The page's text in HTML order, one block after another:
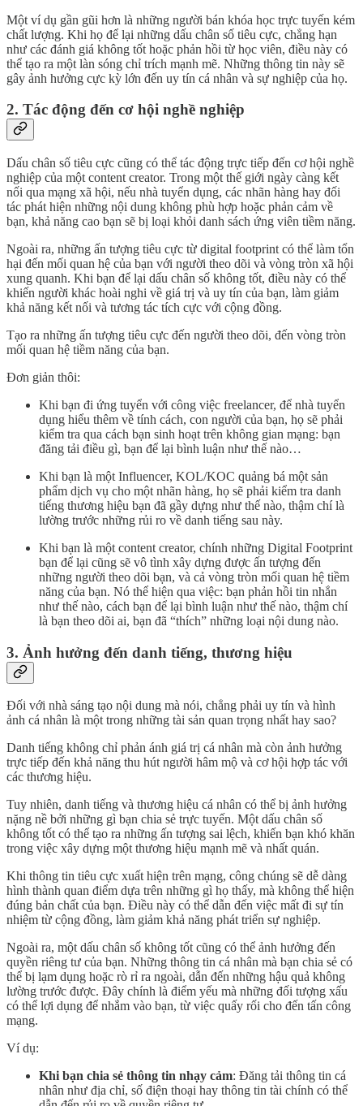
Một ví dụ gần gũi hơn là những người bán khóa học trực tuyến kém
chất lượng. Khi họ để lại những dấu chân số tiêu cực, chẳng hạn
như các đánh giá không tốt hoặc phản hồi từ học viên, điều này có
thể tạo ra một làn sóng chỉ trích mạnh mẽ. Những thông tin này sẽ
gây ảnh hưởng cực kỳ lớn đến uy tín cá nhân và sự nghiệp của họ.
2. Tác động đến cơ hội nghề nghiệp
Dấu chân số tiêu cực cũng có thể tác động trực tiếp đến cơ hội nghề
nghiệp của một content creator. Trong một thế giới ngày càng kết
nối qua mạng xã hội, nếu nhà tuyển dụng, các nhãn hàng hay đối
tác phát hiện những nội dung không phù hợp hoặc phản cảm về
bạn, khả năng cao bạn sẽ bị loại khỏi danh sách ứng viên tiềm năng.
Ngoài ra, những ấn tượng tiêu cực từ digital footprint có thể làm tổn
hại đến mối quan hệ của bạn với người theo dõi và vòng tròn xã hội
xung quanh. Khi bạn để lại dấu chân số không tốt, điều này có thể
khiến người khác hoài nghi về giá trị và uy tín của bạn, làm giảm
khả năng kết nối và tương tác tích cực với cộng đồng.
Tạo ra những ấn tượng tiêu cực đến người theo dõi, đến vòng tròn
mối quan hệ tiềm năng của bạn.
Đơn giản thôi:
Khi bạn đi ứng tuyển với công việc freelancer, để nhà tuyển
dụng hiểu thêm về tính cách, con người của bạn, họ sẽ phải
kiểm tra qua cách bạn sinh hoạt trên không gian mạng: bạn
đăng tải điều gì, bạn để lại bình luận như thế nào…
Khi bạn là một Influencer, KOL/KOC quảng bá một sản
phẩm dịch vụ cho một nhãn hàng, họ sẽ phải kiểm tra danh
tiếng thương hiệu bạn đã gầy dựng như thế nào, thậm chí là
lường trước những rủi ro về danh tiếng sau này.
Khi bạn là một content creator, chính những Digital Footprint
bạn để lại cũng sẽ vô tình xây dựng được ấn tượng đến
những người theo dõi bạn, và cả vòng tròn mối quan hệ tiềm
năng của bạn. Nó thể hiện qua việc: bạn phản hồi tin nhắn
như thế nào, cách bạn để lại bình luận như thế nào, thậm chí
là bạn theo dõi ai, bạn đã “thích” những loại nội dung nào.
3. Ảnh hưởng đến danh tiếng, thương hiệu
Đối với nhà sáng tạo nội dung mà nói, chẳng phải uy tín và hình
ảnh cá nhân là một trong những tài sản quan trọng nhất hay sao?
Danh tiếng không chỉ phản ánh giá trị cá nhân mà còn ảnh hưởng
trực tiếp đến khả năng thu hút người hâm mộ và cơ hội hợp tác với
các thương hiệu.
Tuy nhiên, danh tiếng và thương hiệu cá nhân có thể bị ảnh hưởng
nặng nề bởi những gì bạn chia sẻ trực tuyến. Một dấu chân số
không tốt có thể tạo ra những ấn tượng sai lệch, khiến bạn khó khăn
trong việc xây dựng một thương hiệu mạnh mẽ và nhất quán.
Khi thông tin tiêu cực xuất hiện trên mạng, công chúng sẽ dễ dàng
hình thành quan điểm dựa trên những gì họ thấy, mà không thể hiện
đúng bản chất của bạn. Điều này có thể dẫn đến việc mất đi sự tín
nhiệm từ cộng đồng, làm giảm khả năng phát triển sự nghiệp.
Ngoài ra, một dấu chân số không tốt cũng có thể ảnh hưởng đến
quyền riêng tư của bạn. Những thông tin cá nhân mà bạn chia sẻ có
thể bị lạm dụng hoặc rò rỉ ra ngoài, dẫn đến những hậu quả không
lường trước được. Đây chính là điểm yếu mà những đối tượng xấu
có thể lợi dụng để nhắm vào bạn, từ việc quấy rối cho đến tấn công
mạng.
Ví dụ:
Khi bạn chia sẻ thông tin nhạy cảm: Đăng tải thông tin cá
nhân như địa chỉ, số điện thoại hay thông tin tài chính có thể